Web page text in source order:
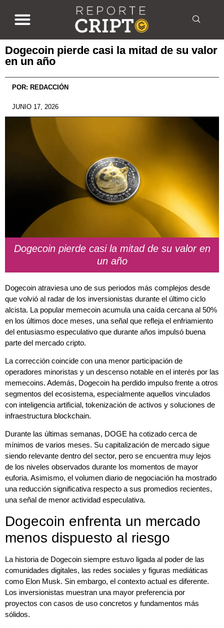
Dogecoin pierde casi la mitad de su valor
en un año
POR: REDACCIÓN
JUNIO 17, 2026
Dogecoin pierde casi la mitad de su valor en
un año
Dogecoin atraviesa uno de sus periodos más complejos desde
que volvió al radar de los inversionistas durante el último ciclo
alcista. La popular memecoin acumula una caída cercana al 50%
en los últimos doce meses, una señal que refleja el enfriamiento
del entusiasmo especulativo que durante años impulsó buena
parte del mercado cripto.
La corrección coincide con una menor participación de
operadores minoristas y un descenso notable en el interés por las
memecoins. Además, Dogecoin ha perdido impulso frente a otros
segmentos del ecosistema, especialmente aquellos vinculados
con inteligencia artificial, tokenización de activos y soluciones de
infraestructura blockchain.
Durante las últimas semanas, DOGE ha cotizado cerca de
mínimos de varios meses. Su capitalización de mercado sigue
siendo relevante dentro del sector, pero se encuentra muy lejos
de los niveles observados durante los momentos de mayor
euforia. Asimismo, el volumen diario de negociación ha mostrado
una reducción significativa respecto a sus promedios recientes,
una señal de menor actividad especulativa.
Dogecoin enfrenta un mercado
menos dispuesto al riesgo
La historia de Dogecoin siempre estuvo ligada al poder de las
comunidades digitales, las redes sociales y figuras mediáticas
como Elon Musk. Sin embargo, el contexto actual es diferente.
Los inversionistas muestran una mayor preferencia por
proyectos con casos de uso concretos y fundamentos más
sólidos.